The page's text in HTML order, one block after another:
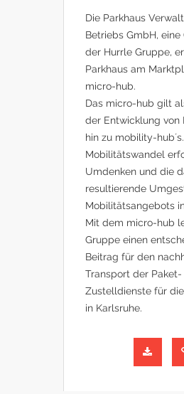
Die Parkhaus
Betriebs GmbH,
der Hurrle Gruppe,
Parkhaus am
micro-hub.
Das micro-hub gilt
der Entwicklung von
hin zu mobility-
Mobilitätswandel
Umdenken und die
resultierende
Mobilitätsangebots
Mit dem micro-hub
Gruppe einen
Beitrag für den
Transport der Paket-
Zustelldienste für
in Karlsruhe.